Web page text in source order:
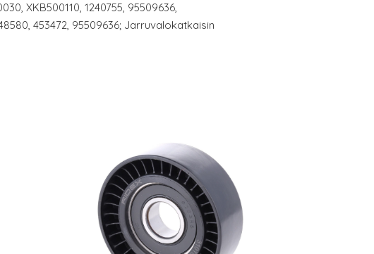
XKB500110, 1240755, 95509636,
453472, 95509636; Jarruvalokatkaisin